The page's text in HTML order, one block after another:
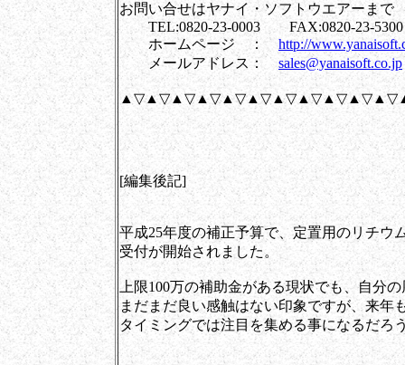
お問い合せはヤナイ・ソフトウエアーまで
TEL:0820-23-0003 FAX:0820-23-5300
ホームページ ：http://
メールアドレス：sales@yanaisoft.co.jp
[編集後記]
平成25年度の補正予算で、定置用のリチウ
受付が開始されました。
上限100万の補助金がある現状でも、自分
まだまだ良い感触はない印象ですが、来年
タイミングでは注目を集める事になるだろ